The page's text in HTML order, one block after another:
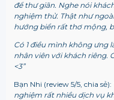
để thư giãn. Nghe nói
nghiệm thử. Thật như
hướng biển rất thơ mộng,
Có 1 điều mình không ưng
nhân viên với khách riêng.
<3”
Bạn Nhi (review 5/5, chia sẻ):
nghiệm rất nhiều dịch vụ